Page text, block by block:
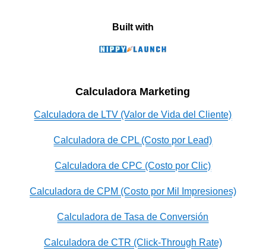
Built with
Calculadora Marketing
Calculadora de LTV (Valor de Vida del Cliente)
Calculadora de CPL (Costo por Lead)
Calculadora de CPC (Costo por Clic)
Calculadora de CPM (Costo por Mil Impresiones)
Calculadora de Tasa de Conversión
Calculadora de CTR (Click-Through Rate)